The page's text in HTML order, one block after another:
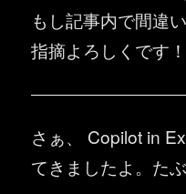
もし記事内で間違
指摘よろしくです！
さぁ、 Copilot in
てきましたよ。たぶ